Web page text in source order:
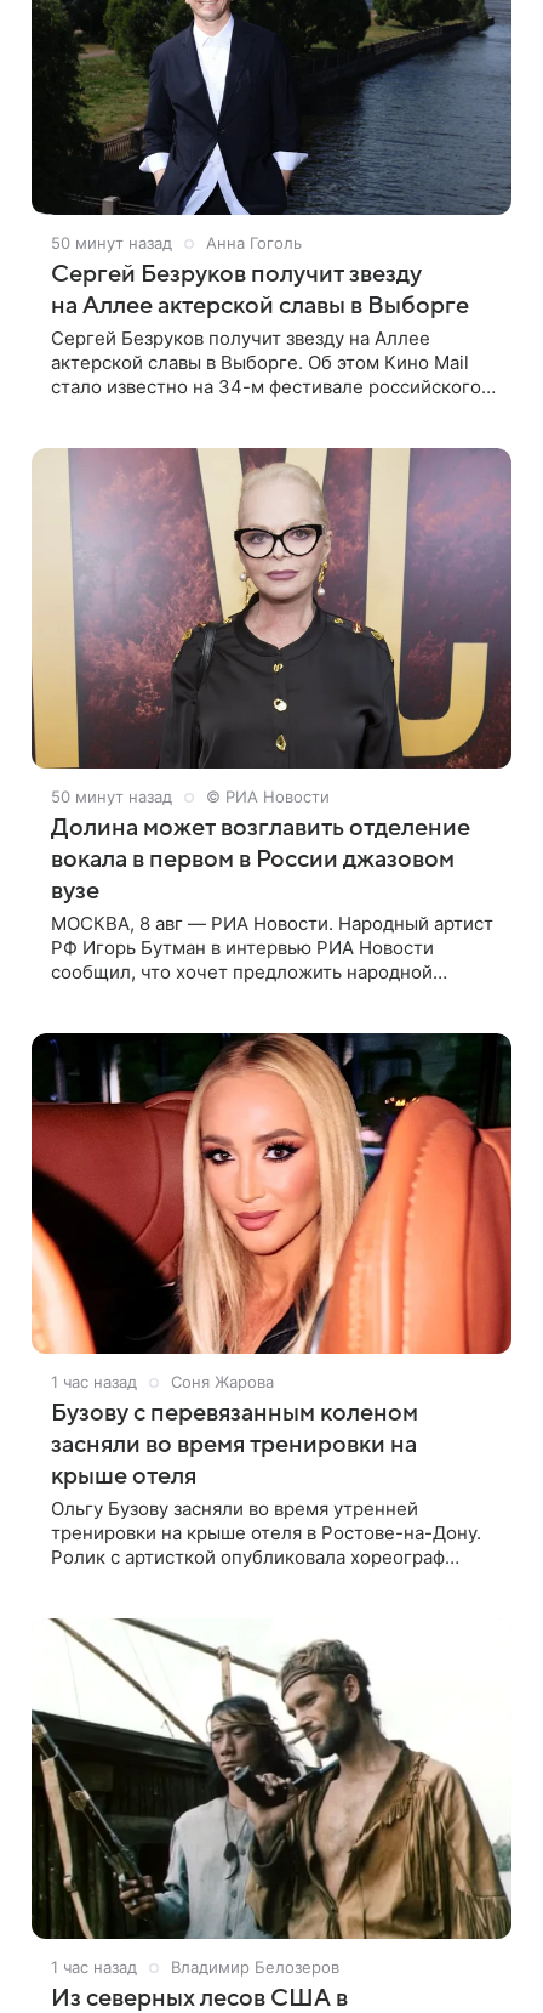
50 минут назад Анна Гоголь
Сергей Безруков получит звезду
на Аллее актерской славы в Выборге
Сергей Безруков получит звезду на Аллее
актерской славы в Выборге. Об этом Кино Mail
стало известно на 34-м фестивале российского
50 минут назад © РИА Новости
Долина может возглавить отделение
вокала в первом в России джазовом
вузе
МОСКВА, 8 авг — РИА Новости. Народный артист
РФ Игорь Бутман в интервью РИА Новости
сообщил, что хочет предложить народной
1 час назад Соня Жарова
Бузову с перевязанным коленом
засняли во время тренировки на
крыше отеля
Ольгу Бузову засняли во время утренней
тренировки на крыше отеля в Ростове-на-Дону.
Ролик с артисткой опубликовала хореограф
1 час назад Владимир Белозеров
Из северных лесов США в